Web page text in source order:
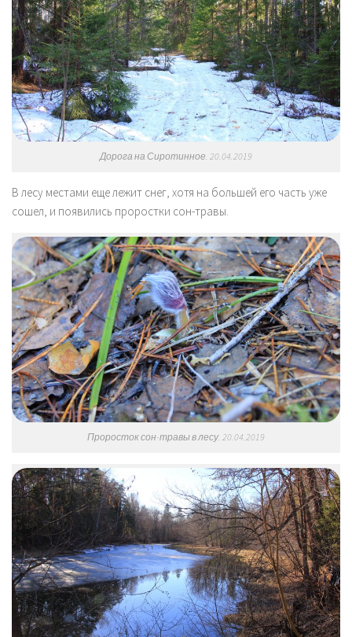
Дорога на Сиротинное. 20.04.2019
В лесу местами еще лежит снег, хотя на большей его часть уже
сошел, и появились проростки сон-травы.
Проросток сон-травы в лесу. 20.04.2019